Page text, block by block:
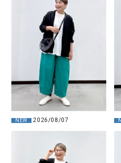
NEW 2026/08/07